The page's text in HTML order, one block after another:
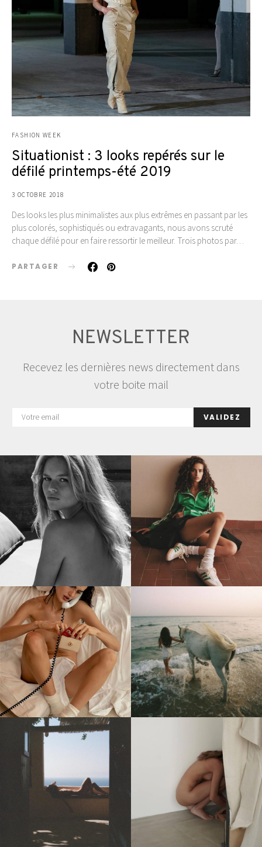
FASHION WEEK
Situationist : 3 looks repérés sur le
défilé printemps-été 2019
3 OCTOBRE 2018
Des looks les plus minimalistes aux plus extrêmes en passant par les
plus colorés, sophistiqués ou extravagants, nous avons scruté
chaque défilé pour en faire ressortir le meilleur. Trois photos par…
PARTAGER
NEWSLETTER
Recevez les dernières news directement dans
votre boite mail
VALIDEZ